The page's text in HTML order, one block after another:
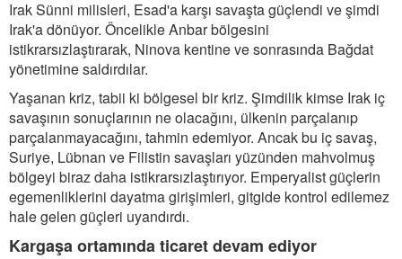
Irak Sünni milisleri, Esad'a karşı savaşta güçlendi ve şimdi
Irak'a dönüyor. Öncelikle Anbar bölgesini
istikrarsızlaştırarak, Ninova kentine ve sonrasında Bağdat
yönetimine saldırdılar.
Yaşanan kriz, tabii ki bölgesel bir kriz. Şimdilik kimse Irak iç
savaşının sonuçlarının ne olacağını, ülkenin parçalanıp
parçalanmayacağını, tahmin edemiyor. Ancak bu iç savaş,
Suriye, Lübnan ve Filistin savaşları yüzünden mahvolmuş
bölgeyi biraz daha istikrarsızlaştırıyor. Emperyalist güçlerin
egemenliklerini dayatma girişimleri, gitgide kontrol edilemez
hale gelen güçleri uyandırdı.
Kargaşa ortamında ticaret devam ediyor